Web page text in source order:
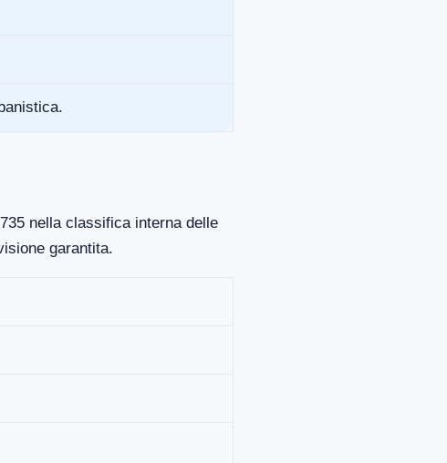
nella classifica interna delle
garantita.